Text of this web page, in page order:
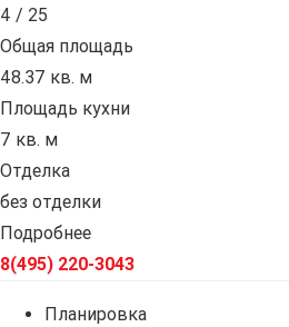
4 / 25
Общая площадь
48.37 кв. м
Площадь кухни
7 кв. м
Отделка
без отделки
Подробнее
8(495) 220-3043
Планировка